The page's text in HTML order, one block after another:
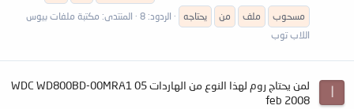
مسحوب
ملف من يحتاجه الردود: 8 المنتدى: مكتبة ملفات بيوس
اللاب توب
لمن يحتاج روم لهذا النوع من الهاردات WDC WD800BD-00MRA1 05
feb 2008